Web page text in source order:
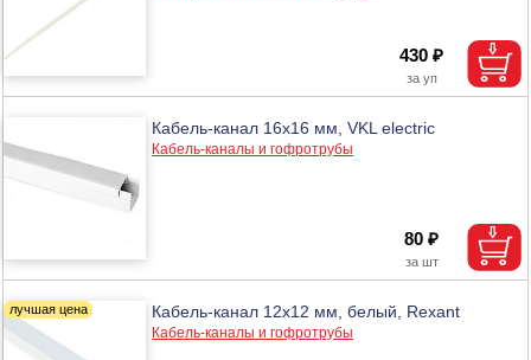
430 ₽
Кабель-канал 16х16 мм, VKL electric
Кабель-каналы и гофротрубы
80 ₽
Кабель-канал 12х12 мм, белый, Rexant
Кабель-каналы и гофротрубы